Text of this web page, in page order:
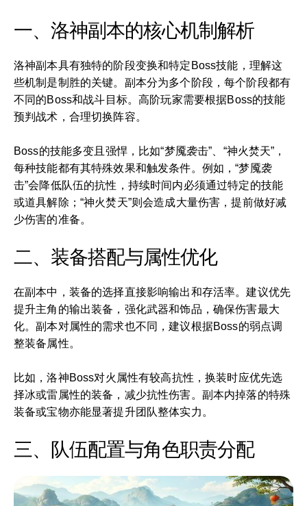
一、洛神副本的核心机制解析
洛神副本具有独特的阶段变换和特定Boss技能，理解这
些机制是制胜的关键。副本分为多个阶段，每个阶段都有
不同的Boss和战斗目标。高阶玩家需要根据Boss的技能
预判战术，合理切换阵容。
Boss的技能多变且强悍，比如“梦魇袭击”、“神火焚天”，
每种技能都有其特殊效果和触发条件。例如，“梦魇袭
击”会降低队伍的抗性，持续时间内必须通过特定的技能
或道具解除；“神火焚天”则会造成大量伤害，提前做好减
少伤害的准备。
二、装备搭配与属性优化
在副本中，装备的选择直接影响输出和存活率。建议优先
提升主角的输出装备，强化武器和饰品，确保伤害最大
化。副本对属性的需求也不同，建议根据Boss的弱点调
整装备属性。
比如，洛神Boss对火属性有较高抗性，换装时应优先选
择冰或雷属性的装备，减少抗性伤害。副本内掉落的特殊
装备或宝物亦能显著提升团队整体实力。
三、队伍配置与角色职责分配